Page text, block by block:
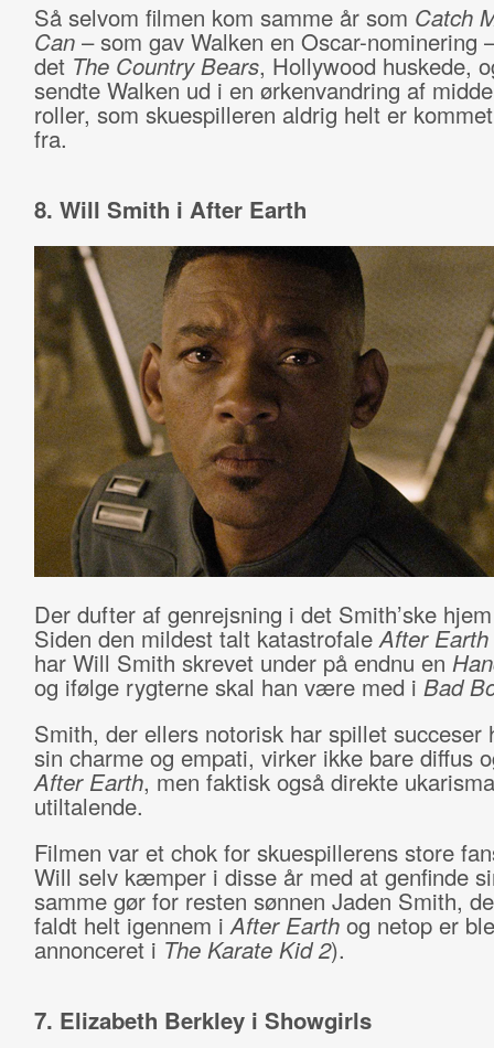
Så selvom filmen kom samme år som Catch
Can– som gav Walken en Oscar-nominering
det The Country Bears, Hollywood huskede,
sendte Walken ud i en ørkenvandring af
roller, som skuespilleren aldrig helt er
fra.
8. Will Smith i After Earth
Der dufter af genrejsning i det Smith’ske
Siden den mildest talt katastrofaleAfter Earth
har Will Smith skrevet under på endnu en
og ifølge rygterne skal han være med i Bad
Smith, der ellers notorisk har spillet succeser
sin charme og empati, virker ikke bare diffus
After Earth, men faktisk også direkte
utiltalende.
Filmen var et chok for skuespillerens store
Will selv kæmper i disse år med at genfinde
samme gør for resten sønnen Jaden Smith,
faldt helt igennem iAfter Earth og netop er
annonceret i The Karate Kid 2).
7. Elizabeth Berkley i Showgirls